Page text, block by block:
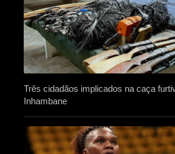
Três cidadãos implicados na caça
Inhambane